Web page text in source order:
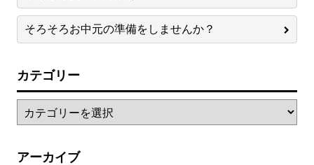
そろそろお中元の準備をしませんか？
カテゴリー
アーカイブ